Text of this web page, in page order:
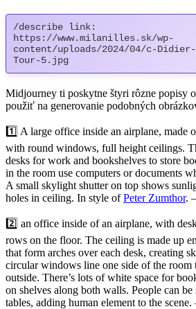
/describe link:
https://www.milanilles.sk/wp-
content/uploads/2024/04/c-
Tour-5.jpg
Midjourney ti poskytne štyri rôzne popisy
použiť na generovanie podobných
1️⃣ A large office inside an airplane, made
with round windows, full height ceilings.
desks for work and bookshelves to store
in the room use computers or documents
A small skylight shutter on top shows
holes in ceiling. In style ofPeter Zumthor.
2️⃣ an office inside of an airplane, with
rows on the floor. The ceiling is made up
that form arches over each desk, creating
circular windows line one side of the
outside. There’s lots of white space for
on shelves along both walls. People can
tables, adding human element to the scene.